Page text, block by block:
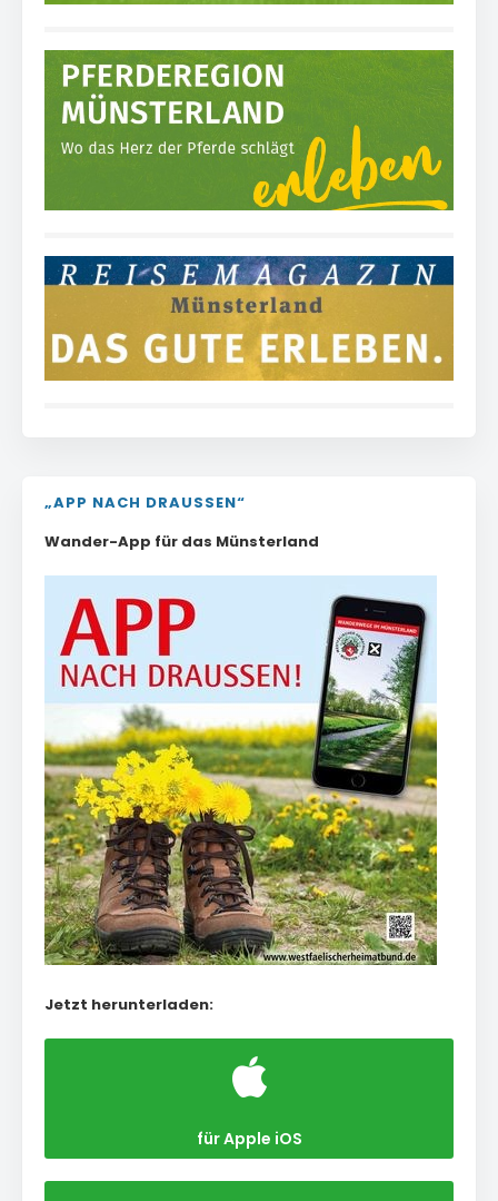
„APP NACH DRAUSSEN“
Wander-App für das Münsterland
Jetzt herunterladen:
für Apple iOS